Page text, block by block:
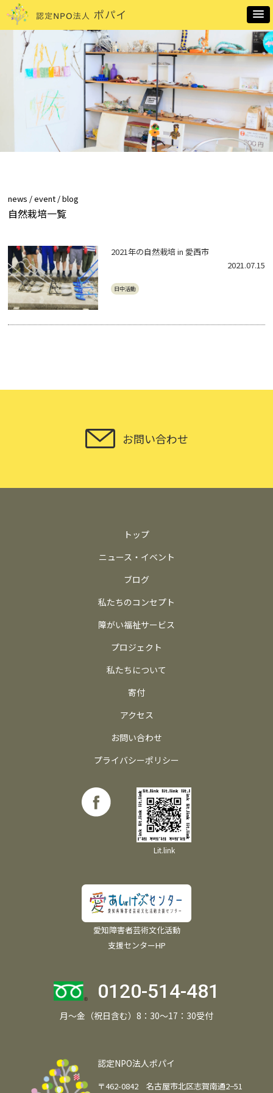
news / event / blog
自然栽培一覧
2021年の自然栽培 in 愛西市
2021.07.15
日中活動
お問い合わせ
トップ
ニュース・イベント
ブログ
私たちのコンセプト
障がい福祉サービス
プロジェクト
私たちについて
寄付
アクセス
お問い合わせ
プライバシーポリシー
Lit.link
愛知障害者芸術文化活動
支援センターHP
0120-514-481
月～金（祝日含む）8：30～17：30受付
認定NPO法人ポパイ
〒462-0842 名古屋市北区志賀南通2−51